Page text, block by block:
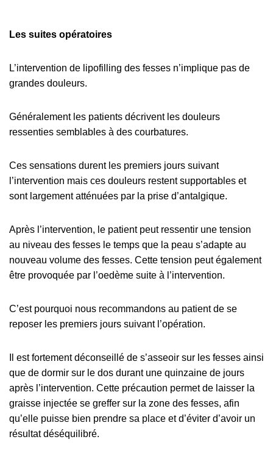
Les suites opératoires
L’intervention de lipofilling des fesses n’implique pas de
grandes douleurs.
Généralement les patients décrivent les douleurs
ressenties semblables à des courbatures.
Ces sensations durent les premiers jours suivant
l’intervention mais ces douleurs restent supportables et
sont largement atténuées par la prise d’antalgique.
Après l’intervention, le patient peut ressentir une tension
au niveau des fesses le temps que la peau s’adapte au
nouveau volume des fesses. Cette tension peut également
être provoquée par l’oedème suite à l’intervention.
C’est pourquoi nous recommandons au patient de se
reposer les premiers jours suivant l’opération.
Il est fortement déconseillé de s’asseoir sur les fesses ainsi
que de dormir sur le dos durant une quinzaine de jours
après l’intervention. Cette précaution permet de laisser la
graisse injectée se greffer sur la zone des fesses, afin
qu’elle puisse bien prendre sa place et d’éviter d’avoir un
résultat déséquilibré.